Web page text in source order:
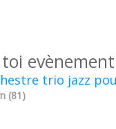
trio jazz
(81)